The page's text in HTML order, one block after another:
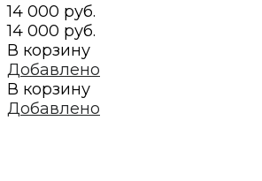
14 000 руб.
14 000 руб.
В корзину
Добавлено
В корзину
Добавлено